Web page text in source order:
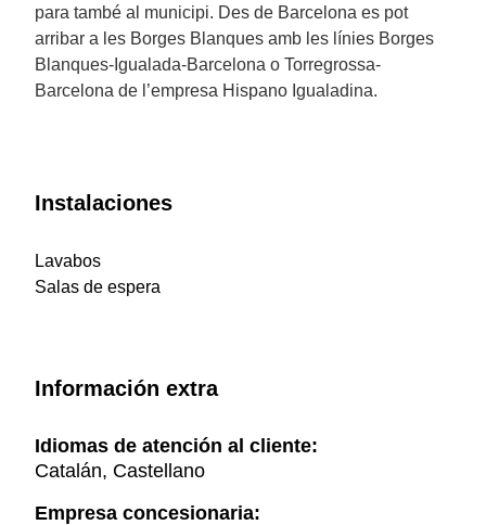
para també al municipi. Des de Barcelona es pot
arribar a les Borges Blanques amb les línies Borges
Blanques-Igualada-Barcelona o Torregrossa-
Barcelona de l’empresa Hispano Igualadina.
Instalaciones
Lavabos
Salas de espera
Información extra
Idiomas de atención al cliente:
Catalán, Castellano
Empresa concesionaria: